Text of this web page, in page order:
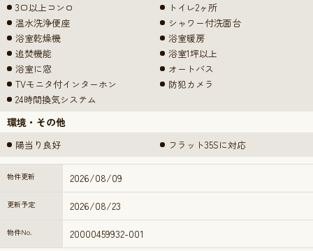
3口以上コンロ
トイレ2ヶ所
温水洗浄便座
シャワー付洗面台
浴室乾燥機
浴室暖房
追焚機能
浴室1坪以上
浴室に窓
オートバス
TVモニタ付インターホン
防犯カメラ
24時間換気システム
環境・その他
陽当り良好 フラット35Sに対応
物件更新 2026/08/09
更新予定 2026/08/23
物件No. 20000459932-001